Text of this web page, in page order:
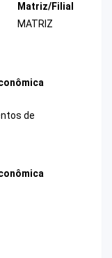
Matriz/Filial
MATRIZ
de